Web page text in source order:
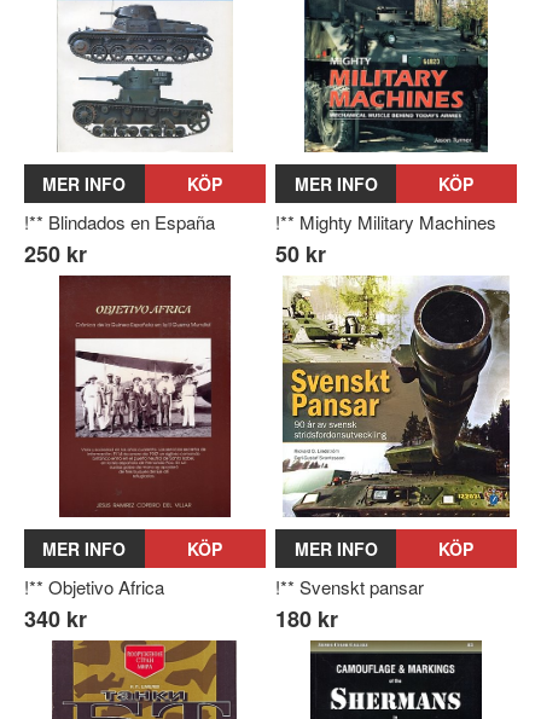
MER INFO KÖP
!** Blindados en España
250 kr
MER INFO KÖP
!** Mighty Military Machines
50 kr
MER INFO KÖP
!** Objetivo Africa
340 kr
MER INFO KÖP
!** Svenskt pansar
180 kr